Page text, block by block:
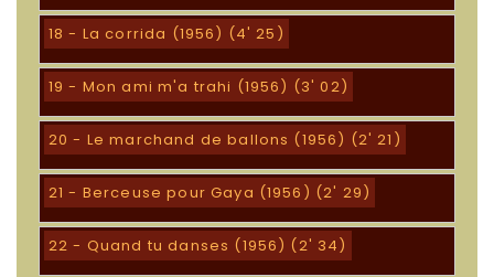
18 - La corrida (1956) (4' 25)
19 - Mon ami m'a trahi (1956) (3' 02)
20 - Le marchand de ballons (1956) (2' 21)
21 - Berceuse pour Gaya (1956) (2' 29)
22 - Quand tu danses (1956) (2' 34)